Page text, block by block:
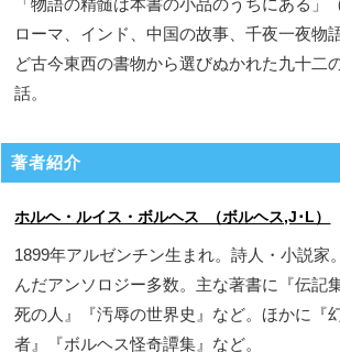
「物語の精髄は本書の小品のうちにある」
ローマ、インド、中国の故事、千夜一夜物
ど古今東西の書物から選びぬかれた九十二
話。
著者紹介
ホルヘ・ルイス・ボルヘス （ボルヘス,J･L）
1899年アルゼンチン生まれ。詩人・小説家
んだアンソロジー多数。主な著書に『伝記
死の人』『汚辱の世界史』など。ほかに『
者』『ボルヘス怪奇譚集』など。